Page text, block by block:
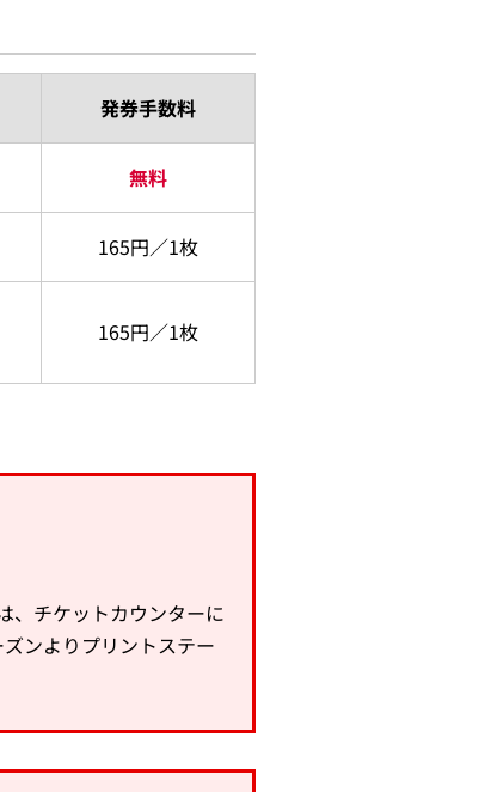
発券手数料
無料
165円／1枚
165円／1枚
、チケットカウンターに
ンよりプリントステー